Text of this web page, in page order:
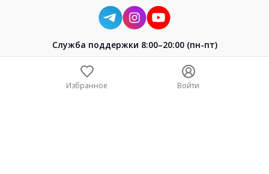
Cлужба поддержки 8:00–20:00 (пн-пт)
Избранное Войти